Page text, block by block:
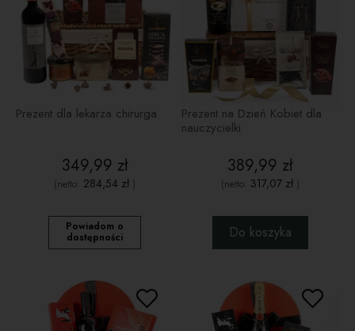
Prezent dla lekarza chirurga
349,99 zł
(netto: 284,54 zł )
Powiadom o
dostępności
Prezent na Dzień Kobiet dla
nauczycielki
389,99 zł
(netto: 317,07 zł )
Do koszyka